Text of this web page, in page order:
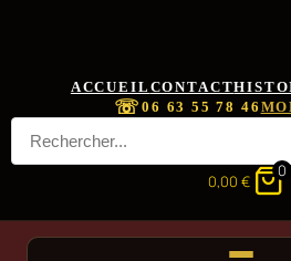
ACCUEIL CONTACT
☏06 63 55 78 46
0,00 €
0